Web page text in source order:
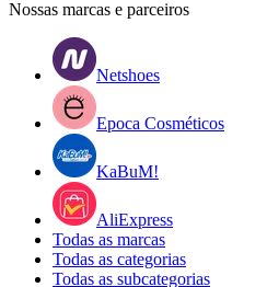
Nossas marcas e parceiros
Netshoes
Epoca Cosméticos
KaBuM!
AliExpress
Todas as marcas
Todas as categorias
Todas as subcategorias